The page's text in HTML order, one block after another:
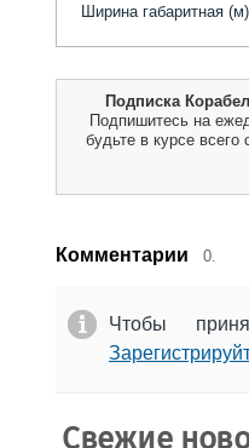
Ширина габаритная (м)
Подписка
Подпишитесь на
будьте в курсе всего
Комментарии 0.
Чтобы
Свежие